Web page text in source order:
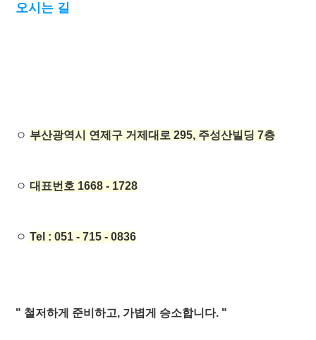
오시는 길
ㅇ 부산광역시 연제구 거제대로 295, 주성산빌딩 7층
ㅇ 대표번호 1668 - 1728
ㅇTel : 051 - 715 - 0836
" 철저하게 준비하고, 가볍게 승소합니다. "